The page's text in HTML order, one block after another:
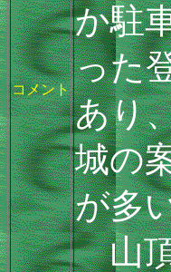
コメント
か駐
った
あり
城の
が多
山頂